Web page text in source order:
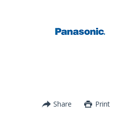
Share Print